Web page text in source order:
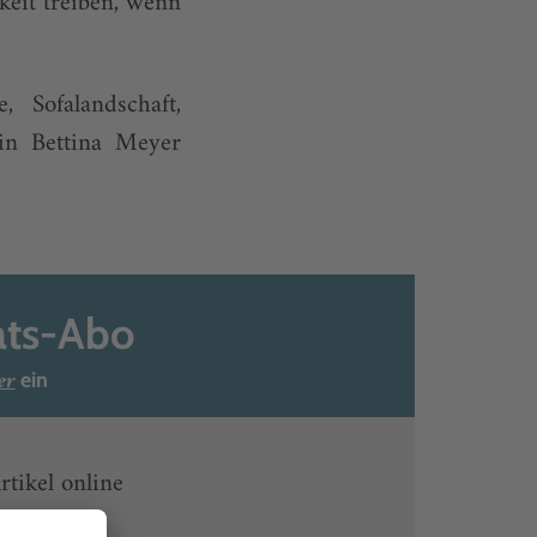
Bettina Meyer
Abo
ein
online